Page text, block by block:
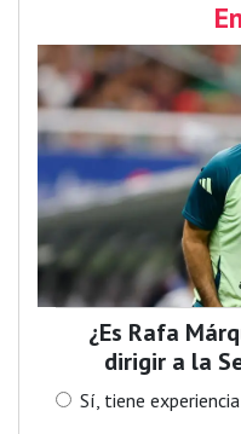
¿Es Rafa
dirigir a la
Sí, tiene